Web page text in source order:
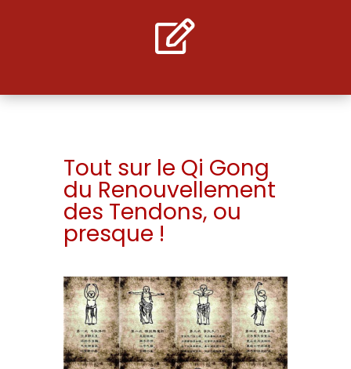

Tout sur le Qi Gong
du Renouvellement
des Tendons, ou
presque !